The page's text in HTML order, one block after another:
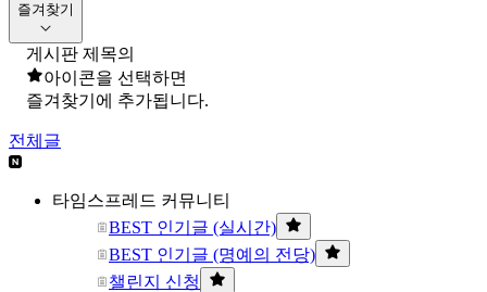
즐겨찾기
게시판 제목의
아이콘을 선택하면
즐겨찾기에 추가됩니다.
전체글
타임스프레드 커뮤니티
BEST 인기글 (실시간)
BEST 인기글 (명예의 전당)
챌린지 신청